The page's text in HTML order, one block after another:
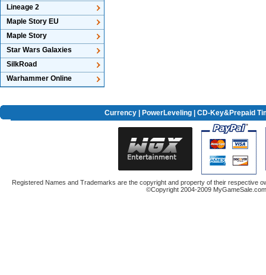
Lineage 2
Maple Story EU
Maple Story
Star Wars Galaxies
SilkRoad
Warhammer Online
Currency| PowerLeveling| CD-Key&Prepaid
Registered Names and Trademarks are the copyright and property of their respective
©Copyright 2004-2009